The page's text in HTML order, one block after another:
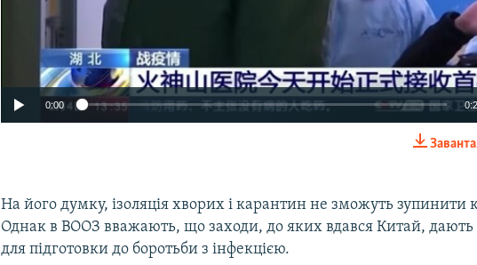
Auto 270p
0:00
На його думку, ізоляція хворих і карантин не зможуть зупинити
Однак в ВООЗ вважають, що заходи, до яких вдався Китай, дають
для підготовки до боротьби з інфекцією.